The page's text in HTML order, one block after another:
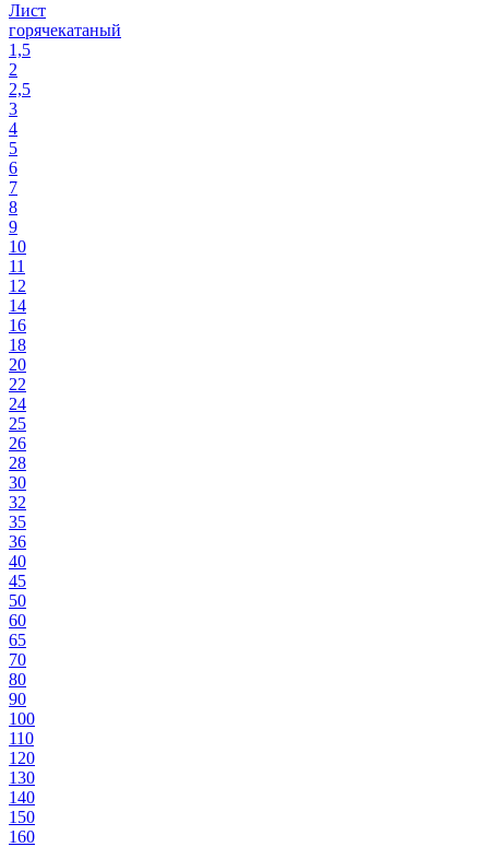
Лист
горячекатаный
1,5
2
2,5
3
4
5
6
7
8
9
10
11
12
14
16
18
20
22
24
25
26
28
30
32
35
36
40
45
50
60
65
70
80
90
100
110
120
130
140
150
160